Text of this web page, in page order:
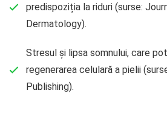
predispoziția la riduri (surse:
Dermatology).
Stresul și lipsa somnului, care
regenerarea celulară a pielii
Publishing).